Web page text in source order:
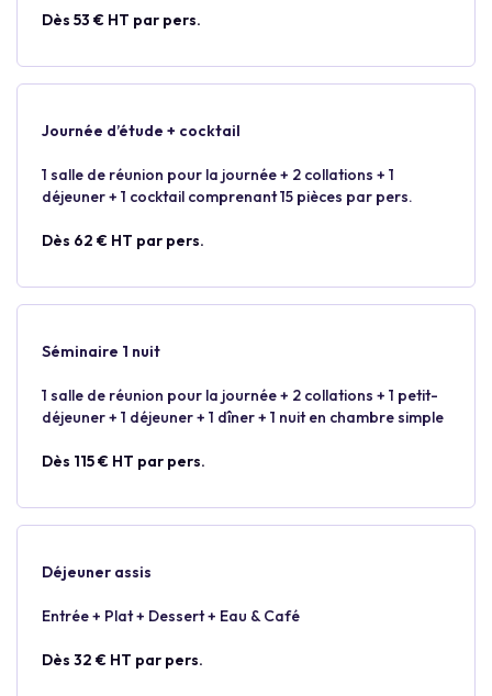
Dès 53 € HT par pers.
Journée d’étude + cocktail
1 salle de réunion pour la journée + 2 collations + 1
déjeuner + 1 cocktail comprenant 15 pièces par pers.
Dès 62 € HT par pers.
Séminaire 1 nuit
1 salle de réunion pour la journée + 2 collations + 1 petit-
déjeuner + 1 déjeuner + 1 dîner + 1 nuit en chambre simple
Dès 115 € HT par pers.
Déjeuner assis
Entrée + Plat + Dessert + Eau & Café
Dès 32 € HT par pers.